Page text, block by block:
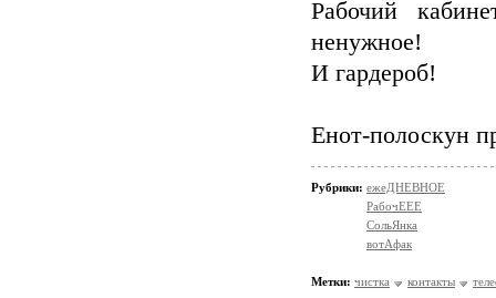
Рабочий
ненужное!
И гардероб!
Енот-полоскун
Рубрики: ежеДНЕВНОЕ
РабочЕЕЕ
СольЯнка
вотАфак
Метки: чистка контакты